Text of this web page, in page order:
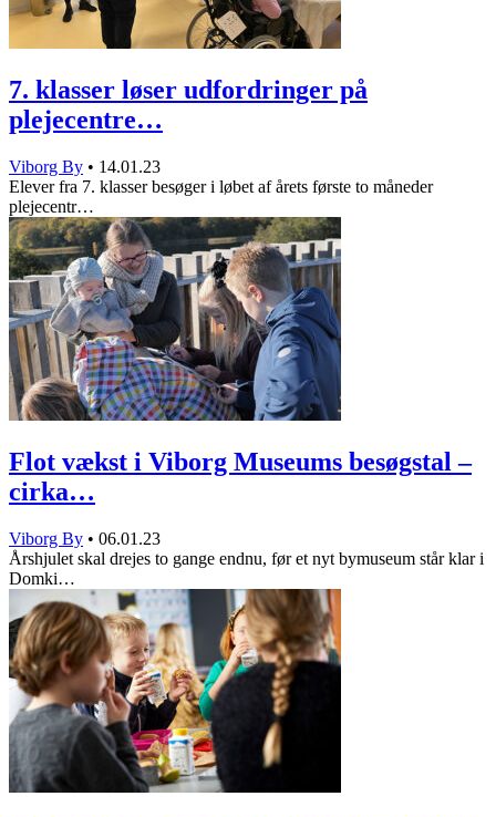
7. klasser løser udfordringer på
plejecentre…
Viborg By • 14.01.23
Elever fra 7. klasser besøger i løbet af årets første to måneder
plejecentr…
Flot vækst i Viborg Museums besøgstal –
cirka…
Viborg By • 06.01.23
Årshjulet skal drejes to gange endnu, før et nyt bymuseum står klar i
Domki…